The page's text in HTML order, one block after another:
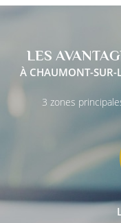
contacter
LES
À CHAUMONT-SUR-
3 zones